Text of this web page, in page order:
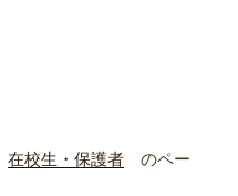
在校生・保護者 のペー